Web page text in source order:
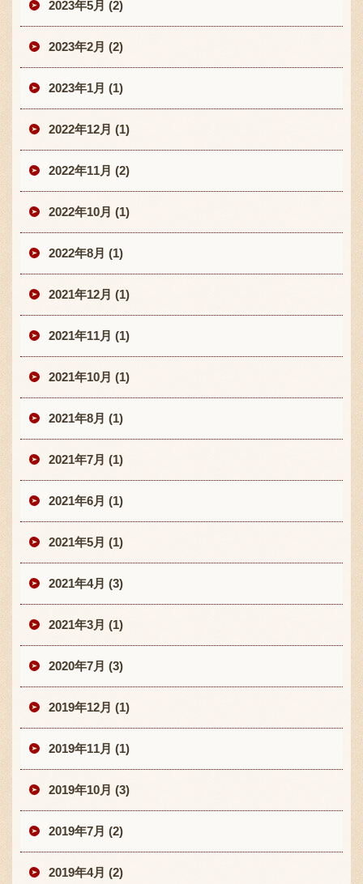
2023年5月 (2)
2023年2月 (2)
2023年1月 (1)
2022年12月 (1)
2022年11月 (2)
2022年10月 (1)
2022年8月 (1)
2021年12月 (1)
2021年11月 (1)
2021年10月 (1)
2021年8月 (1)
2021年7月 (1)
2021年6月 (1)
2021年5月 (1)
2021年4月 (3)
2021年3月 (1)
2020年7月 (3)
2019年12月 (1)
2019年11月 (1)
2019年10月 (3)
2019年7月 (2)
2019年4月 (2)